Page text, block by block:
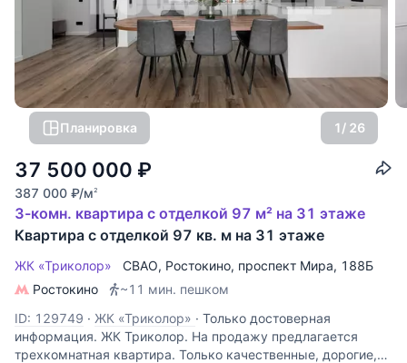
Планировка 1/ 26
37 500 000 ₽
387 000 ₽/м2
3-комн. квартира с отделкой 97 м² на 31 этаже
Квартира с отделкой 97 кв. м на 31 этаже
ЖК «Триколор» СВАО, Ростокино, проспект Мира, 188Б
Ростокино
~11 мин. пешком
ID: 129749 · ЖК «Триколор» · Только достоверная
информация. ЖК Триколор. На продажу предлагается
трехкомнатная квартира. Только качественные, дорогие,